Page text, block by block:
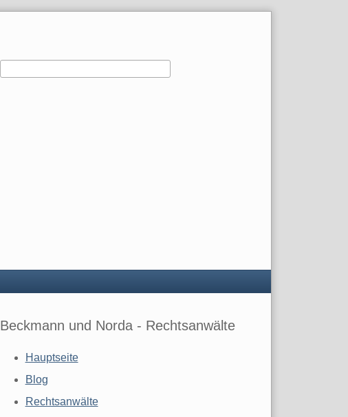
Beckmann und Norda - Rechtsanwälte
Hauptseite
Blog
Rechtsanwälte